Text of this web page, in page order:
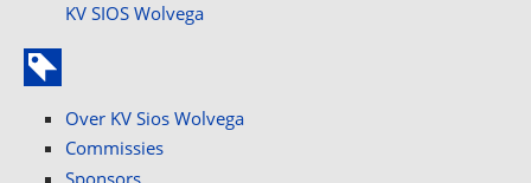
KV SIOS Wolvega
Over KV Sios Wolvega
Commissies
Sponsors